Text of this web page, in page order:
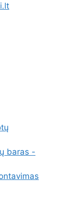
baras -